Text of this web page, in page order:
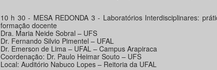
10 h 30 - MESA REDONDA 3 - Laboratórios Interdisciplinares:
formação docente
Dra. Maria Neide Sobral – UFS
Dr. Fernando Silvio Pimentel – UFAL
Dr. Emerson de Lima – UFAL – Campus Arapiraca
Coordenação: Dr. Paulo Heimar Souto – UFS
Local: Auditório Nabuco Lopes – Reitoria da UFAL